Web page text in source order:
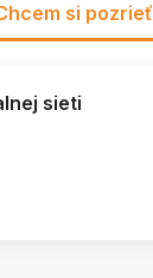
si pozrieť
sieti